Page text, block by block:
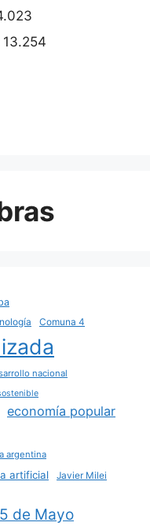
13.254
Comuna 4
nacional
economía popular
argentina
artificial Javier Milei
de Mayo